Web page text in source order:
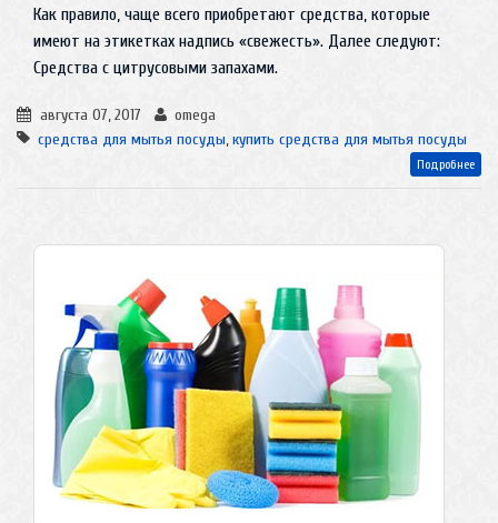
Как правило, чаще всего приобретают средства, которые
имеют на этикетках надпись «свежесть». Далее следуют:
Средства с цитрусовыми запахами.
августа 07, 2017
omega
средства для мытья посуды,купить средства для мытья посуды
Подробнее